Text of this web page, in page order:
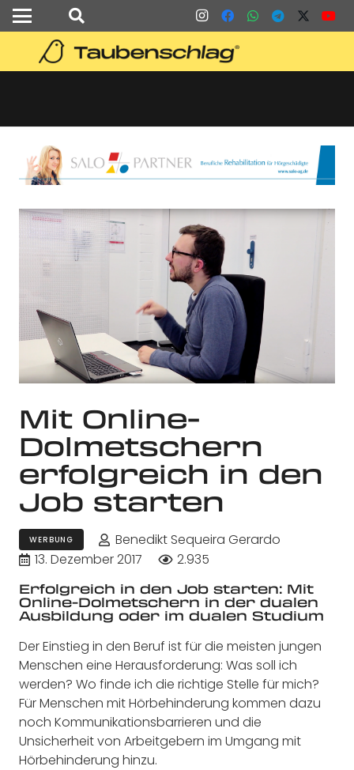
Mit Online-
Dolmetschern
erfolgreich in den
Job starten
WERBUNG
Benedikt Sequeira Gerardo
13. Dezember 2017
2.935
Erfolgreich in den Job starten: Mit
Online-Dolmetschern in der dualen
Ausbildung oder im dualen Studium
Der Einstieg in den Beruf ist für die meisten jungen
Menschen eine Herausforderung: Was soll ich
werden? Wo finde ich die richtige Stelle für mich?
Für Menschen mit Hörbehinderung kommen dazu
noch Kommunikationsbarrieren und die
Unsicherheit von Arbeitgebern im Umgang mit
Hörbehinderung hinzu.